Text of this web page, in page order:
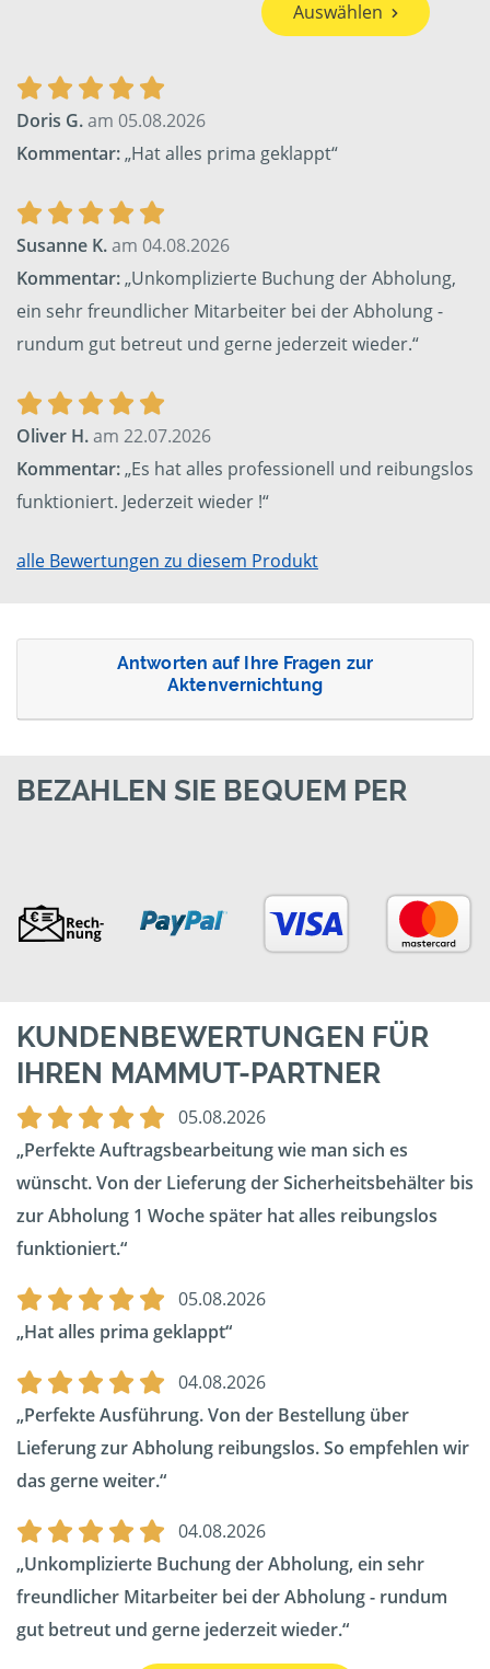
Auswählen
Doris G.am 05.08.2026
Kommentar:„Hat alles prima geklappt“
Susanne K.am 04.08.2026
Kommentar:„Unkomplizierte Buchung der Abholung,
ein sehr freundlicher Mitarbeiter bei der Abholung -
rundum gut betreut und gerne jederzeit wieder.“
Oliver H.am 22.07.2026
Kommentar:„Es hat alles professionell und reibungslos
funktioniert. Jederzeit wieder !“
alle Bewertungen zu diesem Produkt
Antworten auf Ihre Fragen zur
Aktenvernichtung
BEZAHLEN SIE BEQUEM PER
KUNDENBEWERTUNGEN FÜR
IHREN MAMMUT-PARTNER
05.08.2026
Perfekte Auftragsbearbeitung wie man sich es
wünscht. Von der Lieferung der Sicherheitsbehälter bis
zur Abholung 1 Woche später hat alles reibungslos
funktioniert.
05.08.2026
Hat alles prima geklappt
04.08.2026
Perfekte Ausführung. Von der Bestellung über
Lieferung zur Abholung reibungslos. So empfehlen wir
das gerne weiter.
04.08.2026
Unkomplizierte Buchung der Abholung, ein sehr
freundlicher Mitarbeiter bei der Abholung - rundum
gut betreut und gerne jederzeit wieder.